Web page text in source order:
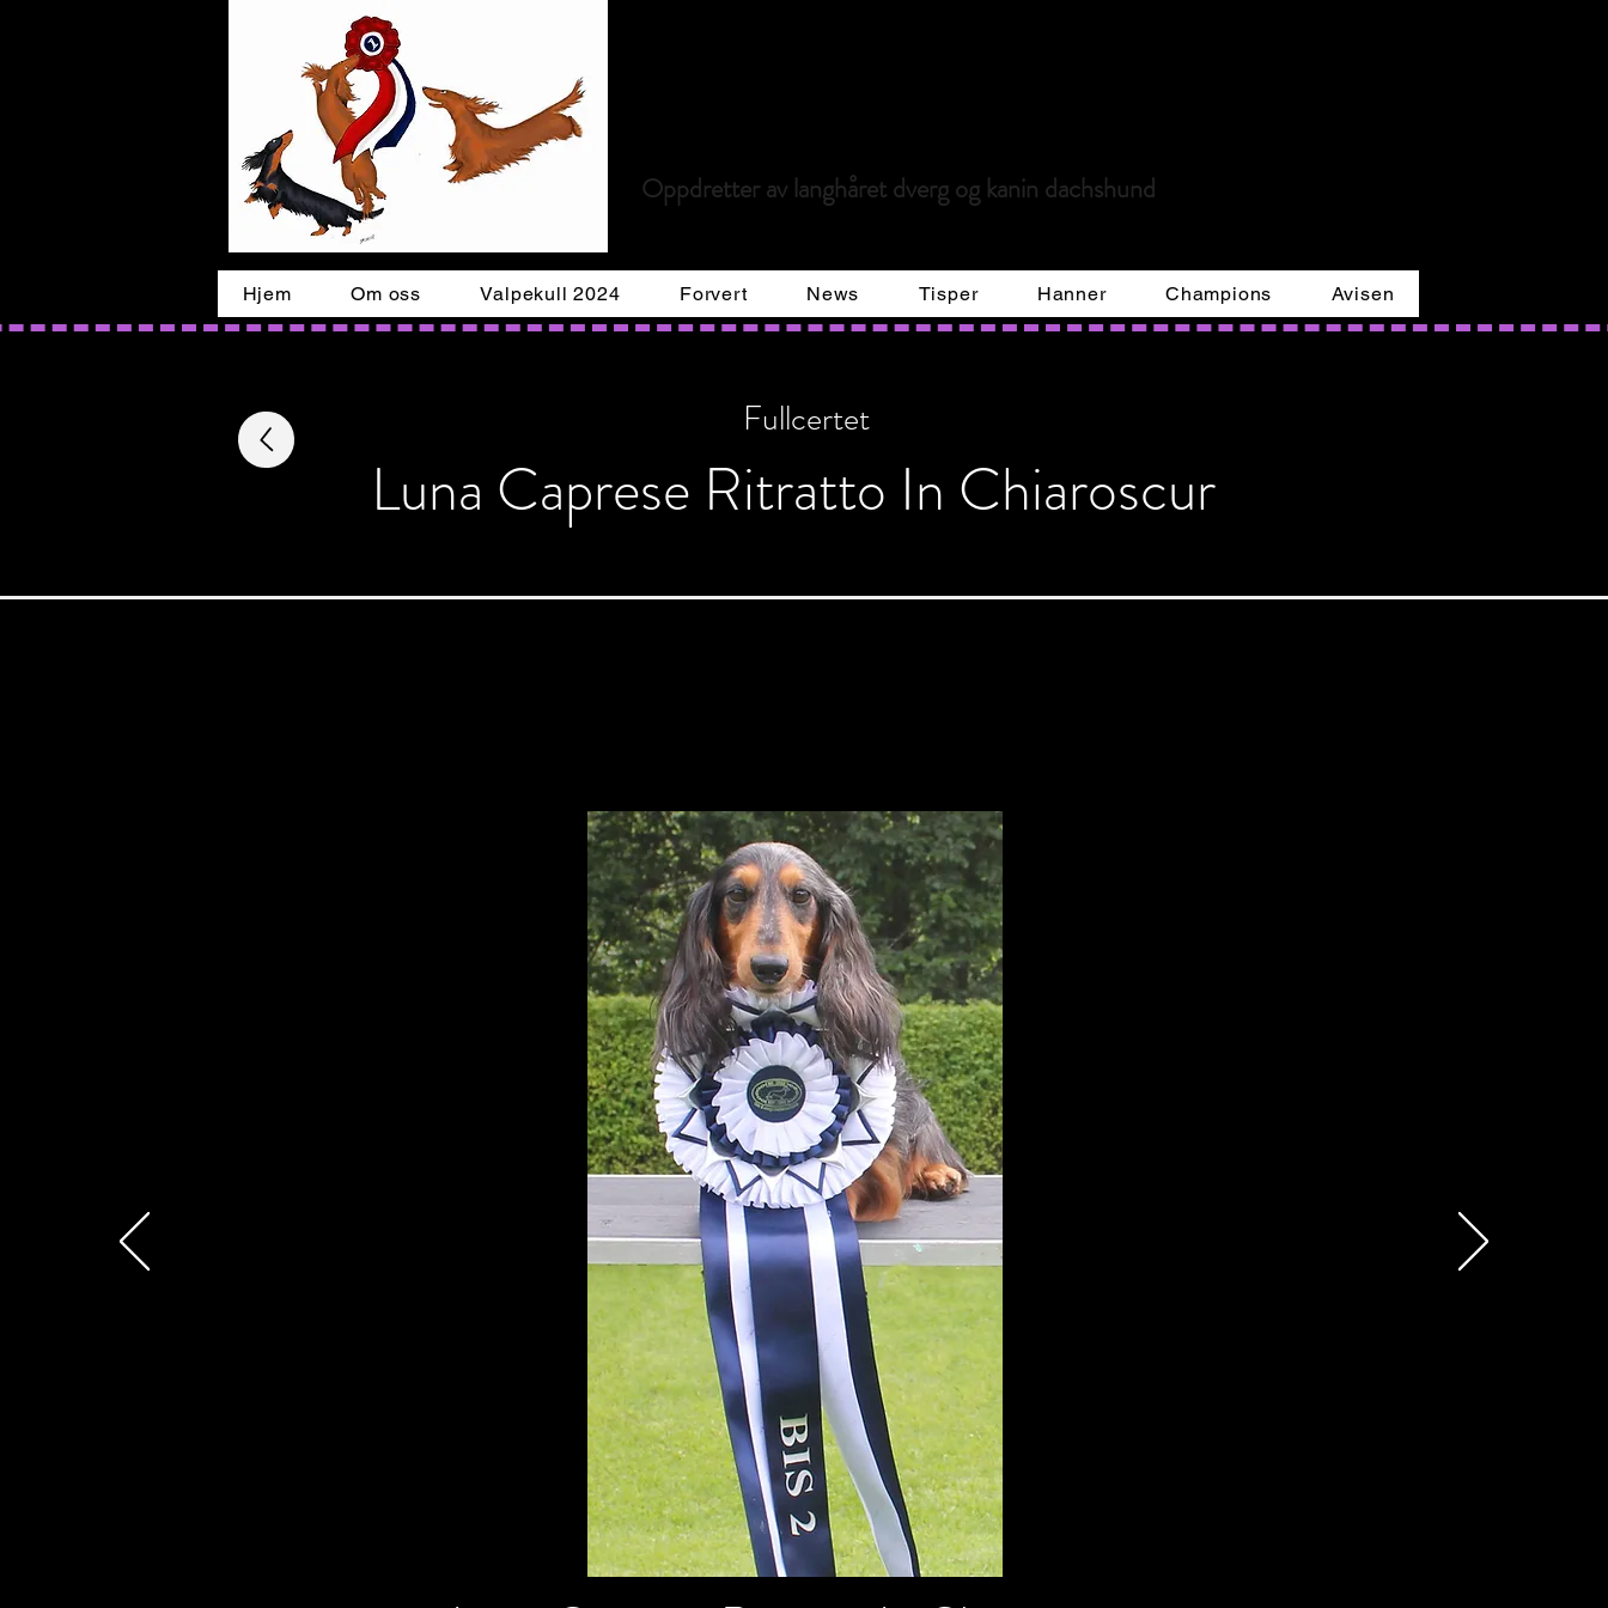
Oppdretter av langhåret dverg og kanin dachshund
Hjem Om oss Valpekull 2024 Forvert News Tisper Hanner Champions Avisen
Fullcertet
Luna Caprese Ritratto In Chiaroscur